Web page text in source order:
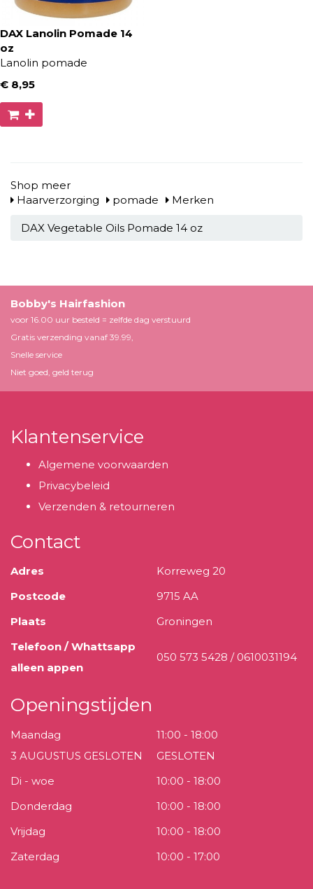
DAX Lanolin Pomade 14
oz
Lanolin pomade
€ 8,95
Shop meer
Haarverzorging
pomade Merken
DAX Vegetable Oils Pomade 14 oz
Bobby's Hairfashion
voor 16.00 uur besteld = zelfde dag verstuurd
Gratis verzending vanaf 39.99,
Snelle service
Niet goed, geld terug
Klantenservice
Algemene voorwaarden
Privacybeleid
Verzenden & retourneren
Contact
Adres
Korreweg 20
Postcode
9715 AA
Plaats
Groningen
Telefoon / Whattsapp
alleen appen
050 573 5428 / 0610031194
Openingstijden
Maandag
3 AUGUSTUS GESLOTEN
11:00 - 18:00
GESLOTEN
Di - woe
10:00 - 18:00
Donderdag
10:00 - 18:00
Vrijdag
10:00 - 18:00
Zaterdag
10:00 - 17:00